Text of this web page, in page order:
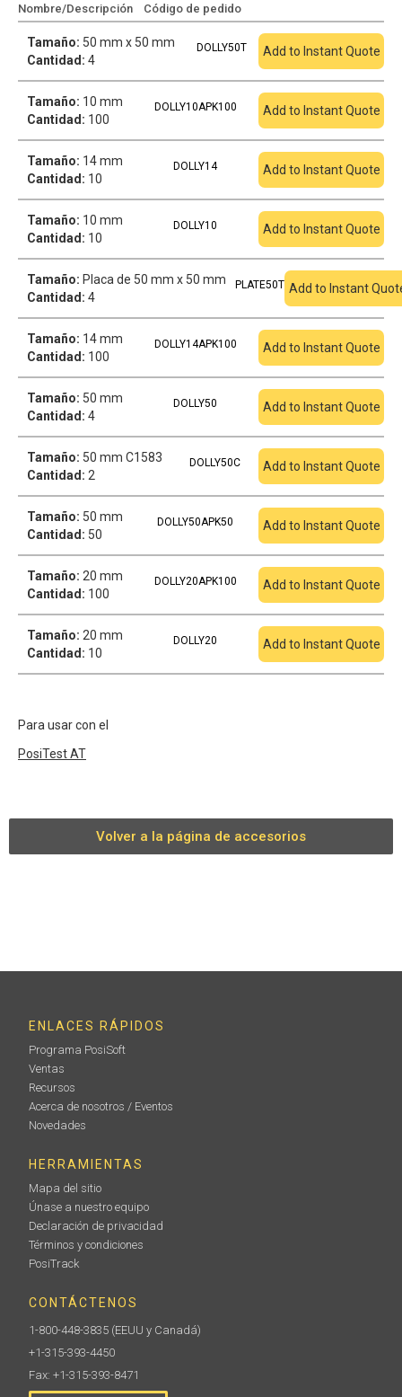
Nombre/Descripción Código de pedido
Tamaño: 50 mm x 50 mm
Cantidad: 4
DOLLY50T Add to Instant Quote
Tamaño: 10 mm
Cantidad: 100
DOLLY10APK100 Add to Instant Quote
Tamaño: 14 mm
Cantidad: 10
DOLLY14 Add to Instant Quote
Tamaño: 10 mm
Cantidad: 10
DOLLY10 Add to Instant Quote
Tamaño: Placa de 50 mm x 50 mm
Cantidad: 4
PLATE50T Add to Instant
Tamaño: 14 mm
Cantidad: 100
DOLLY14APK100 Add to Instant Quote
Tamaño: 50 mm
Cantidad: 4
DOLLY50 Add to Instant Quote
Tamaño: 50 mm C1583
Cantidad: 2
DOLLY50C Add to Instant Quote
Tamaño: 50 mm
Cantidad: 50
DOLLY50APK50 Add to Instant Quote
Tamaño: 20 mm
Cantidad: 100
DOLLY20APK100 Add to Instant Quote
Tamaño: 20 mm
Cantidad: 10
DOLLY20 Add to Instant Quote
Para usar con el
PosiTestAT
Volver a la página de accesorios
ENLACES RÁPIDOS
Programa PosiSoft
Ventas
Recursos
Acerca de nosotros / Eventos
Novedades
HERRAMIENTAS
Mapa del sitio
Únase a nuestro equipo
Declaración de privacidad
Términos y condiciones
PosiTrack
CONTÁCTENOS
1-800-448-3835 (EEUU y Canadá)
+1-315-393-4450
Fax: +1-315-393-8471